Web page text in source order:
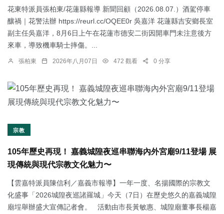
花東特派員張柏東/花蓮縣報導 新聞回顧（2026.08.07.）酒駕停車
釀禍｜花警法辦 https://reurl.cc/OQEE0r 吳嘉洋 花蓮縣吉安鄉長室
副主任吳嘉洋，8月6日上午在花蓮市德安二街因開車門未注意後方
來車，導致機車騎士摔傷。...
張柏東 2026年八月07日 472 觀看 0 分享
宗教
105年歷史再現！ 嘉義城隍夜巡串聯海內外宮廟9/11登場 展
現傳統與現代宗教文化魅力〜
【雲嘉特派員陳信利／嘉義市報導】一年一度、名揚國際的宗教文
化盛事「2026城隍夜巡諸羅城」今天（7日）在歷史悠久的嘉義城隍
廟埕舉辦盛大宣傳記者會。 活動由市長黃敏惠、城隍廟董事長楊嘉